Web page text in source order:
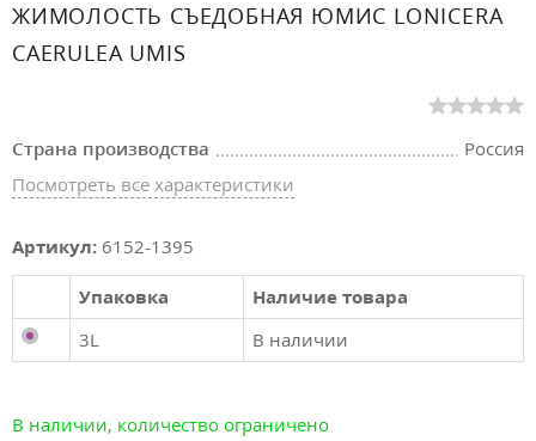
ЖИМОЛОСТЬ СЪЕДОБНАЯ ЮМИС LONICERA
CAERULEA UMIS
Страна производства
Россия
Посмотреть все характеристики
Артикул: 6152-1395
Упаковка
Наличие товара
3L
В наличии
В наличии, количество ограничено